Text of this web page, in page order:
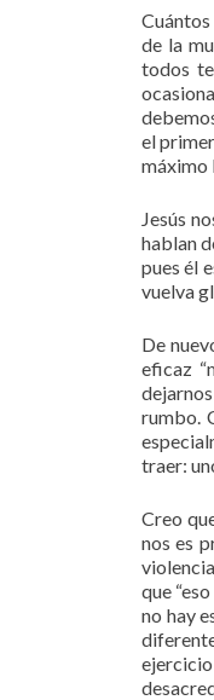
de la
todos
el
máximo
Jesús
hablan
pues él
vuelva
De
eficaz
rumbo.
traer:
Creo
nos es
que
no hay